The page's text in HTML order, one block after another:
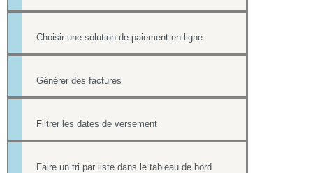
Choisir une solution de paiement en ligne
Générer des factures
Filtrer les dates de versement
Faire un tri par liste dans le tableau de bord